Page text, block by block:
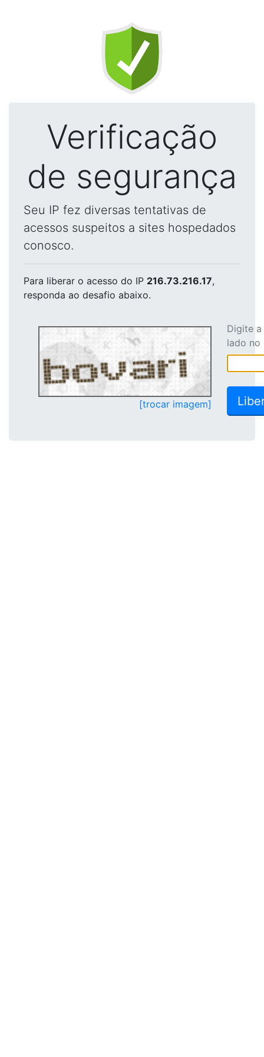
Verificação
de segurança
Seu IP fez diversas tentativas de
acessos suspeitos a sites hospedados
conosco.
Para liberar o acesso do IP 216.73.216.17,
responda ao desafio abaixo.
[trocar imagem]
Digite
lado no